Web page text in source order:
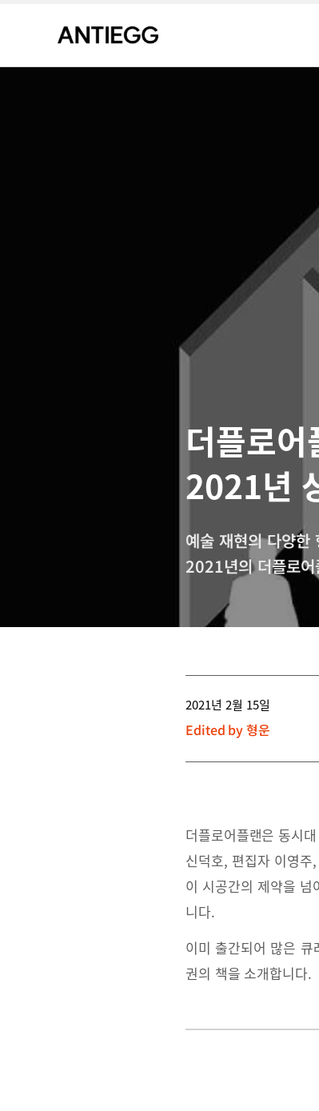
더플로어
2021년
예술 재현의 다양한
2021년의 더플로어
2021년 2월 15일
Edited by형운
더플로어플랜은 동시
신덕호, 편집자 이영
이 시공간의 제약을
니다.
이미 출간되어 많은
권의 책을 소개합니다.